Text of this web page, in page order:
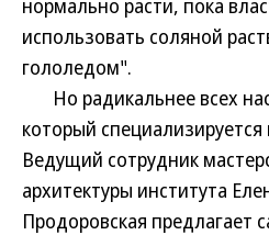
нормально расти, пока
использовать соляной
гололедом".
Но радикальнее всех
который специализируется
Ведущий сотрудник
архитектуры института
Продоровская